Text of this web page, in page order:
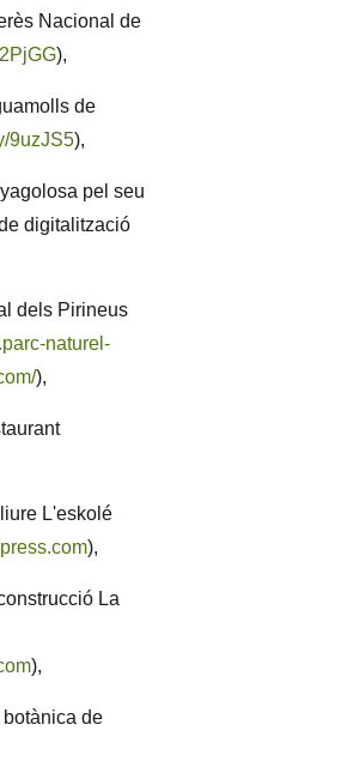
Nacional de
),
de
9uzJS5),
pel seu
digitalització
dels Pirineus
naturel-
),
L'eskolé
),
La
),
de